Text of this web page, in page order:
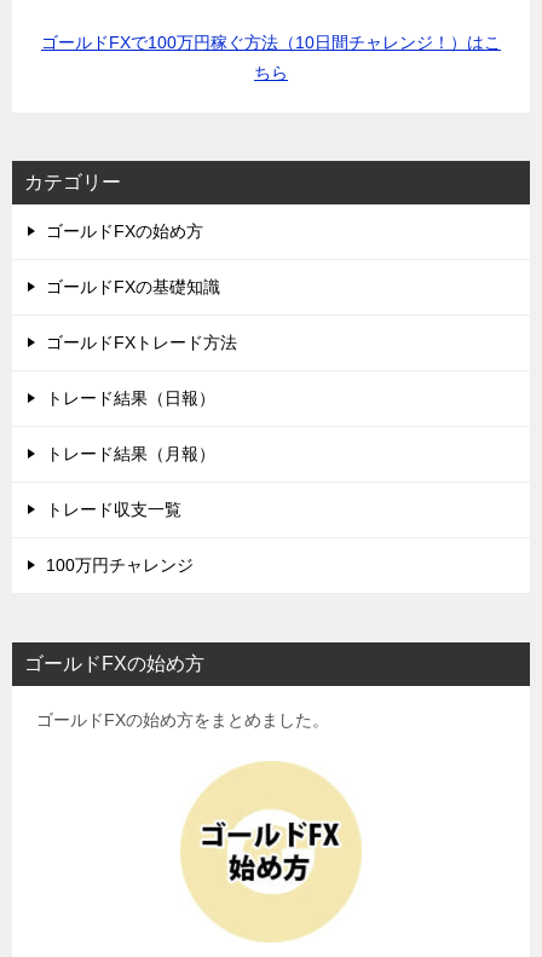
ゴールドFXで100万円稼ぐ方法（10日間チャレンジ！）はこ
ちら
カテゴリー
ゴールドFXの始め方
ゴールドFXの基礎知識
ゴールドFXトレード方法
トレード結果（日報）
トレード結果（月報）
トレード収支一覧
100万円チャレンジ
ゴールドFXの始め方
ゴールドFXの始め方をまとめました。